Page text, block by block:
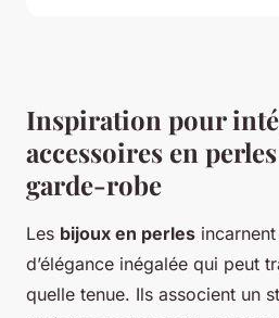
Inspiration pour
accessoires en
garde-robe
Les bijoux en perles
d’élégance inégalée qui peut
quelle tenue. Ils associent un